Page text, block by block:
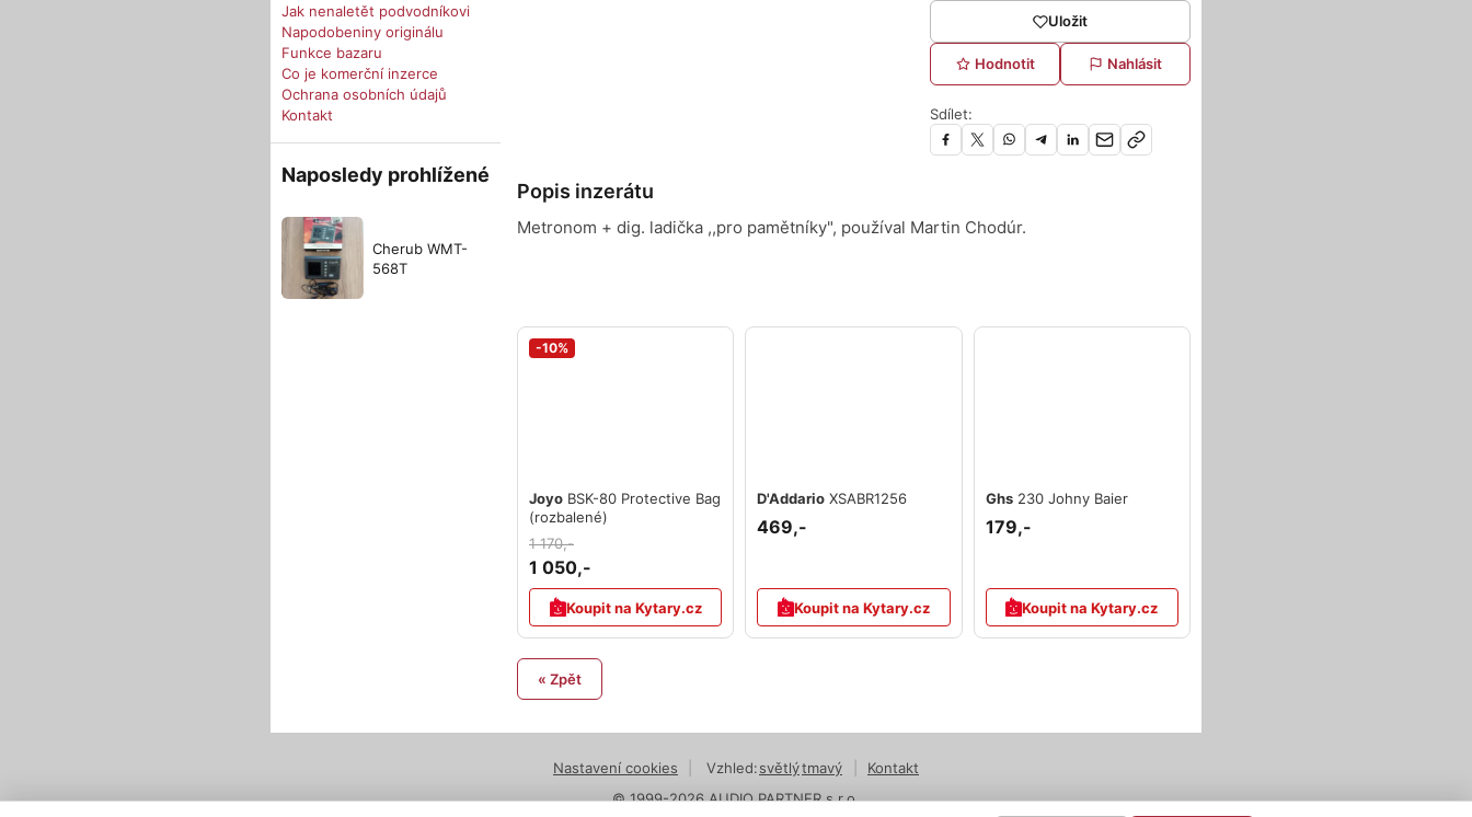
Jak nenaletět podvodníkovi
Napodobeniny originálu
Funkce bazaru
Co je komerční inzerce
Ochrana osobních údajů
Kontakt
Naposledy prohlížené
Cherub WMT-
568T
Uložit
Hodnotit Nahlásit
Sdílet:
Popis inzerátu
Metronom + dig. ladička ,,pro pamětníky", používal Martin Chodúr.
-10%
Joyo BSK-80 Protective Bag
(rozbalené)
1 170,-
1 050,-
Koupit na Kytary.cz
D'Addario XSABR1256
469,-
Koupit na Kytary.cz
Ghs 230 Johny Baier
179,-
Koupit na Kytary.cz
« Zpět
Nastavení cookies Vzhled:světlýtmavý
Kontakt
© 1999-2026 AUDIO PARTNER s.r.o.